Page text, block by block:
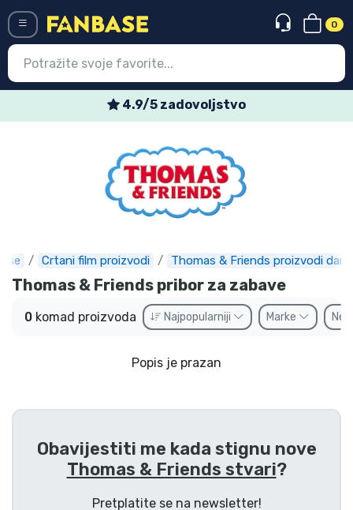
0
4.9/5 zadovoljstvo
Crtani film proizvodi Thomas & Friends proizvodi
Thomas & Friends pribor za zabave
0 komad proizvoda Najpopularniji Marke Ne
Popis je prazan
Obavijestiti me kada stignu nove
Thomas & Friends stvari?
Pretplatite se na newsletter!
Najnovije proizvodi
Ekspresna dostava
Prednarudžbe
Outlet proizvodi
Dostava i plaćanje
TV serija proizvodi
Film proizvodi
Crtani proizvodi